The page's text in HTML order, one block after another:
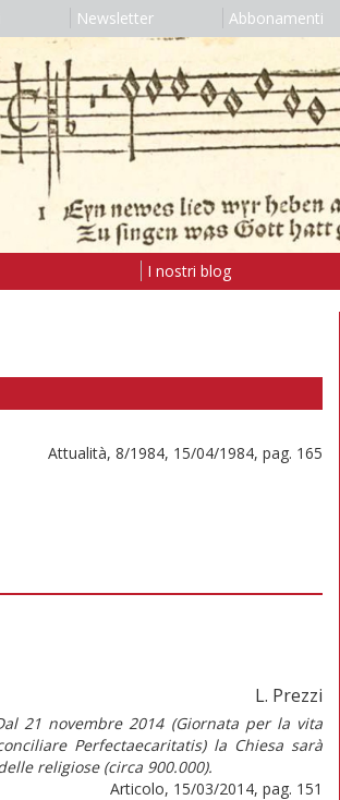
Newsletter Abbonamenti
I nostri blog
Attualità, 8/1984, 15/04/1984, pag. 165
L. Prezzi
21 novembre 2014 (Giornata per la vita
Perfectaecaritatis) la Chiesa sarà
religiose (circa 900.000).
Articolo, 15/03/2014, pag. 151